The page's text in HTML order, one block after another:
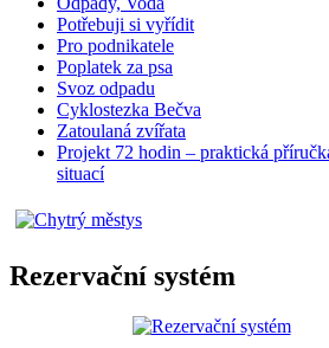
Potřebuji si vyřídit
Pro podnikatele
Poplatek za psa
Svoz odpadu
Cyklostezka Bečva
Zatoulaná zvířata
Projekt 72 hodin – praktická
situací
Rezervační systém